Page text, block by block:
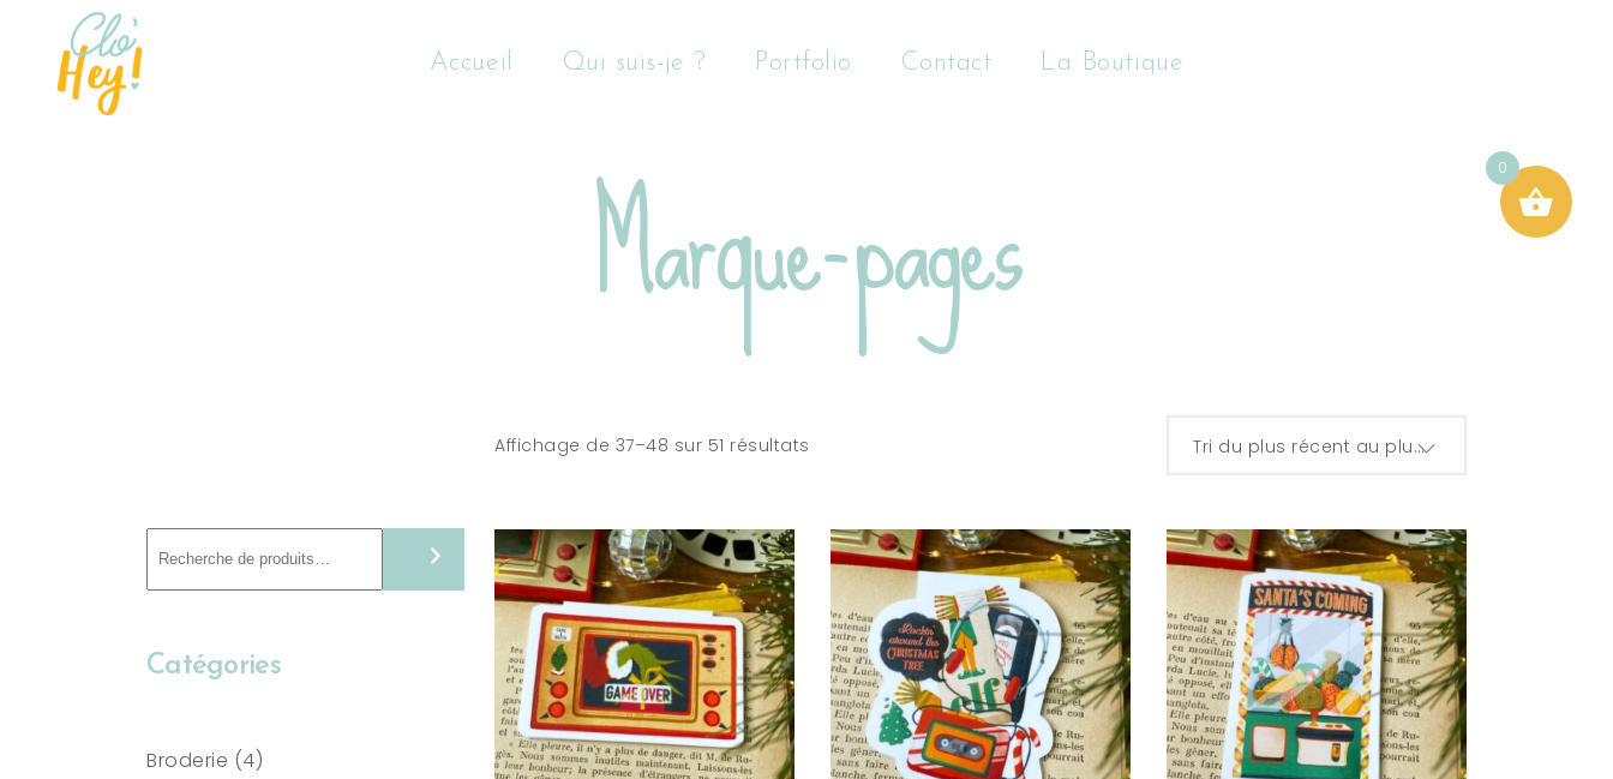
Accueil Qui suis-je ? Portfolio Contact La Boutique
Marque-pages
Affichage de 37–48 sur 51 résultats Tri du plus récent au plus ancien
AJOUTER AU PANIER AJOUTER AU PANIER AJOUTER AU PANIER
Catégories
Broderie 44
0